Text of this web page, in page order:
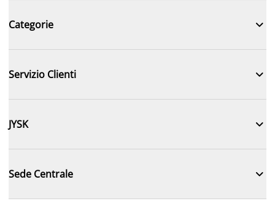
Categorie 
Servizio Clienti 
JYSK 
Sede Centrale 